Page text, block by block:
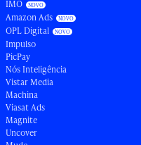
IMO
Amazon Ads
OPL Digital
Impulso
PicPay
Nós Inteligência
Vistar Media
Machina
Viasat Ads
Magnite
Uncover